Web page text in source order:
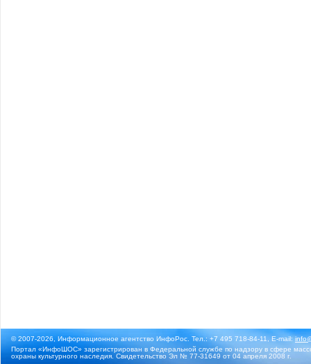
© 2007-2026, Информационное агентство ИнфоРос. Тел.: +7 495 718-84-11, E-mail:
Портал «ИнфоШОС» зарегистрирован в Федеральной службе по надзору в сфере
охраны культурного наследия. Свидетельство Эл № 77-31649 от 04 апреля 2008 г.